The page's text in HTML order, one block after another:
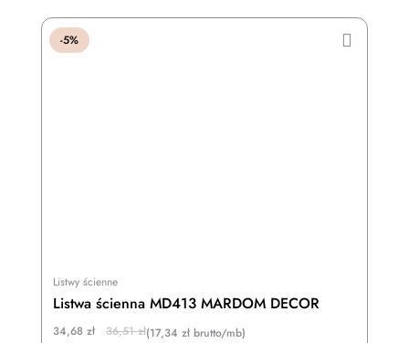
-5%
Listwy ścienne
Listwa ścienna MD413 MARDOM DECOR
36,51zł
Original
34,68 zł
Current
(17,34 zł brutto/mb)